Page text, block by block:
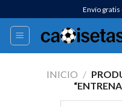
al
contenido
Envío
INICIO /